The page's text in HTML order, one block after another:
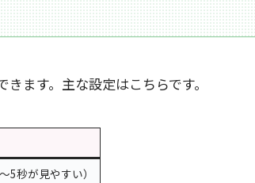
ます。主な設定はこちらです。
5秒が見やすい）